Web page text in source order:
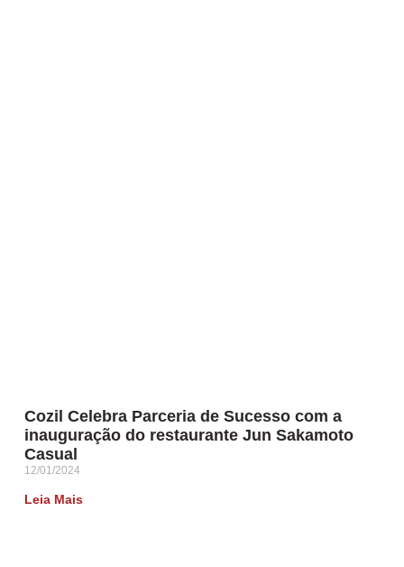
Cozil Celebra Parceria de Sucesso com a
inauguração do restaurante Jun Sakamoto
Casual
12/01/2024
Leia Mais